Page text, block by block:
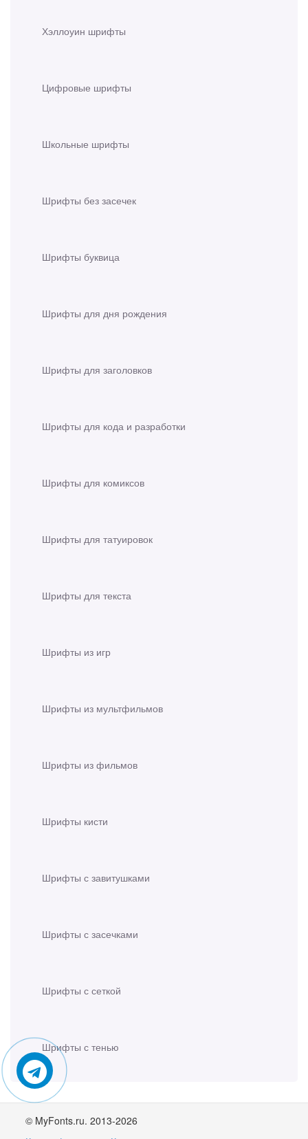
Хэллоуин шрифты
Цифровые шрифты
Школьные шрифты
Шрифты без засечек
Шрифты буквица
Шрифты для дня рождения
Шрифты для заголовков
Шрифты для кода и разработки
Шрифты для комиксов
Шрифты для татуировок
Шрифты для текста
Шрифты из игр
Шрифты из мультфильмов
Шрифты из фильмов
Шрифты кисти
Шрифты с завитушками
Шрифты с засечками
Шрифты с сеткой
Шрифты с тенью
© MyFonts.ru. 2013-2026